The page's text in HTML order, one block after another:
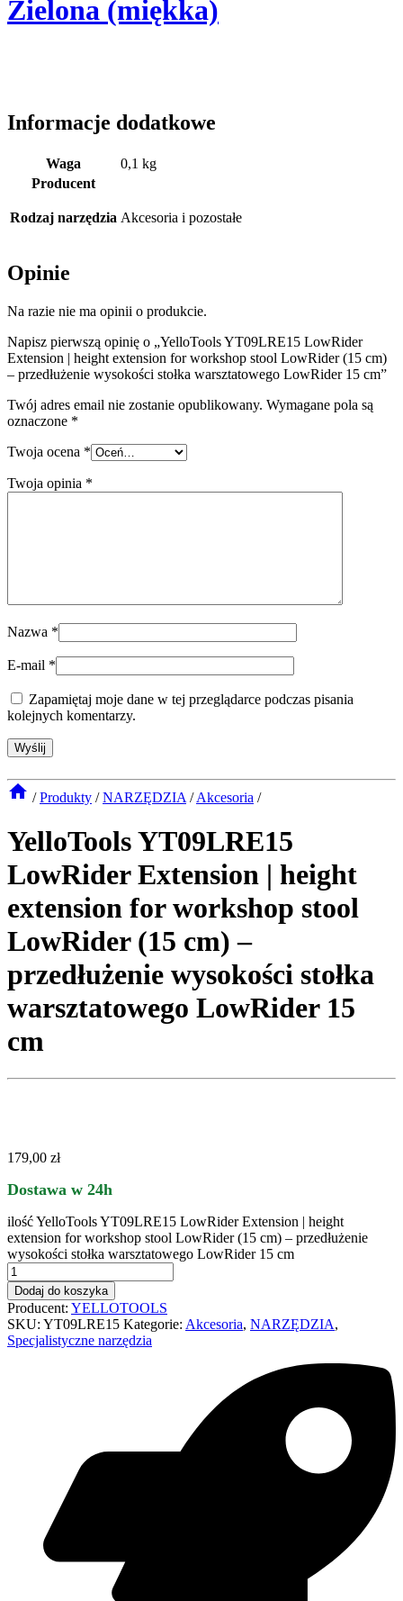
Informacje dodatkowe
Waga
0,1 kg
Producent
Rodzaj narzędzia Akcesoria i pozostałe
Opinie
Na razie nie ma opinii o produkcie.
Napisz pierwszą opinię o „YelloTools YT09LRE15 LowRider
Extension | height extension for workshop stool LowRider (15 cm)
– przedłużenie wysokości stołka warsztatowego LowRider 15 cm”
Twój adres email nie zostanie opublikowany. Wymagane pola są
oznaczone *
Twoja ocena *
Twoja opinia *
Nazwa *
E-mail *
Zapamiętaj moje dane w tej przeglądarce podczas pisania
kolejnych komentarzy.
/ Produkty / NARZĘDZIA / Akcesoria /
YelloTools YT09LRE15
LowRider Extension | height
extension for workshop stool
LowRider (15 cm) –
przedłużenie wysokości stołka
warsztatowego LowRider 15
cm
179,00 zł
Dostawa w 24h
ilość YelloTools YT09LRE15 LowRider Extension | height
extension for workshop stool LowRider (15 cm) – przedłużenie
wysokości stołka warsztatowego LowRider 15 cm
Dodaj do koszyka
Producent: YELLOTOOLS
SKU: YT09LRE15 Kategorie: Akcesoria, NARZĘDZIA,
Specjalistyczne narzędzia